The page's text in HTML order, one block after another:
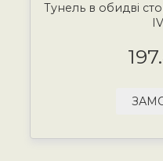
Тунель в обидві